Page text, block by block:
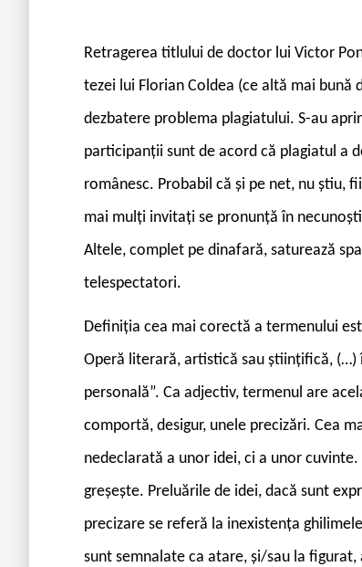
Retragerea titlului de doctor lui Victor
tezei lui Florian Coldea (ce altă mai bună
dezbatere problema plagiatului. S-au
participanții sunt de acord că plagiatul a
românesc. Probabil că și pe net, nu știu,
mai mulți invitați se pronunță în
Altele, complet pe dinafară, saturează
telespectatori.
Definiția cea mai corectă a termenului
Operă literară, artistică sau științifică,
personală”. Ca adjectiv, termenul are
comportă, desigur, unele precizări. Cea
nedeclarată a unor idei, ci a unor
greșește. Preluările de idei, dacă sunt
precizare se referă la inexistența
sunt semnalate ca atare, și/sau la